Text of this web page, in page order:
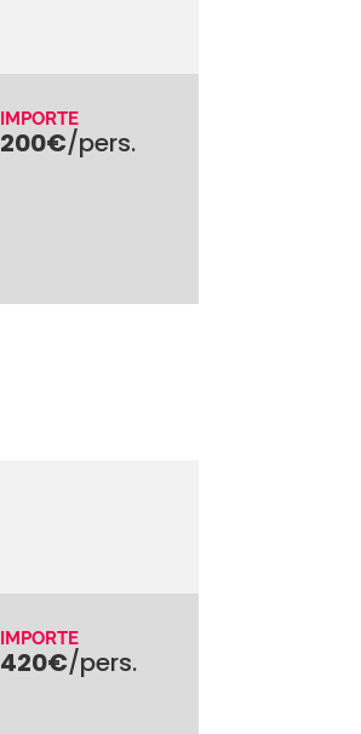
IMPORTE
200€/pers.
IMPORTE
420€/pers.